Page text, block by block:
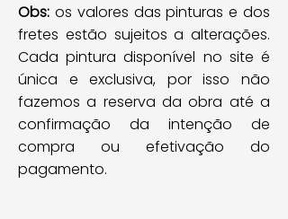
Obs: os valores das pinturas e dos
fretes estão sujeitos a alterações.
Cada pintura disponível no site é
única e exclusiva, por isso não
fazemos a reserva da obra até a
confirmação da intenção de
compra ou efetivação do
pagamento.